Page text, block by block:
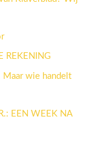
REKENING
Maar wie handelt
EEN WEEK NA